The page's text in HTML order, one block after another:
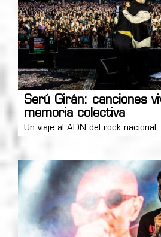
Serú Girán: canciones
memoria colectiva
Un viaje al ADN del rock nacional.